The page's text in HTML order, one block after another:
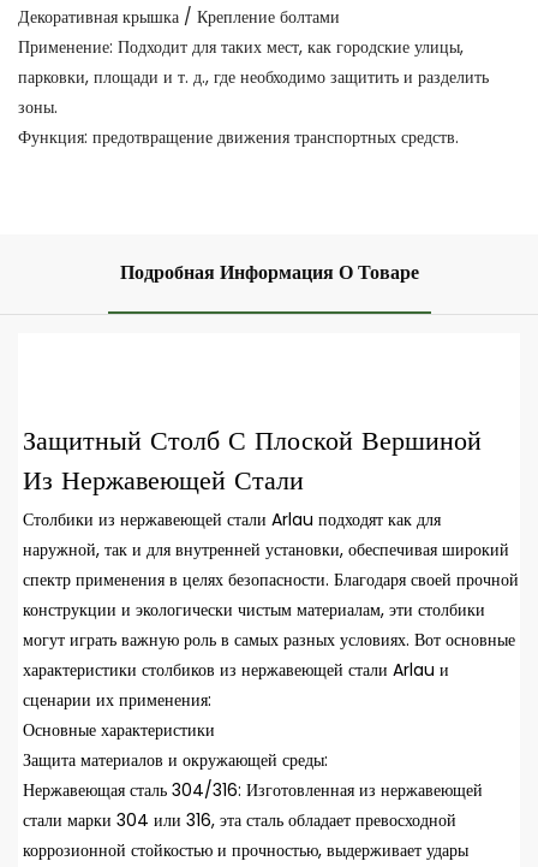
Декоративная крышка / Крепление болтами
Применение: Подходит для таких мест, как городские улицы,
парковки, площади и т. д., где необходимо защитить и разделить
зоны.
Функция: предотвращение движения транспортных средств.
Подробная Информация О Товаре
Защитный Столб С Плоской Вершиной
Из Нержавеющей Стали
Столбики из нержавеющей стали Arlau подходят как для
наружной, так и для внутренней установки, обеспечивая широкий
спектр применения в целях безопасности. Благодаря своей прочной
конструкции и экологически чистым материалам, эти столбики
могут играть важную роль в самых разных условиях. Вот основные
характеристики столбиков из нержавеющей стали Arlau и
сценарии их применения:
Основные характеристики
Защита материалов и окружающей среды:
Нержавеющая сталь 304/316: Изготовленная из нержавеющей
стали марки 304 или 316, эта сталь обладает превосходной
коррозионной стойкостью и прочностью, выдерживает удары